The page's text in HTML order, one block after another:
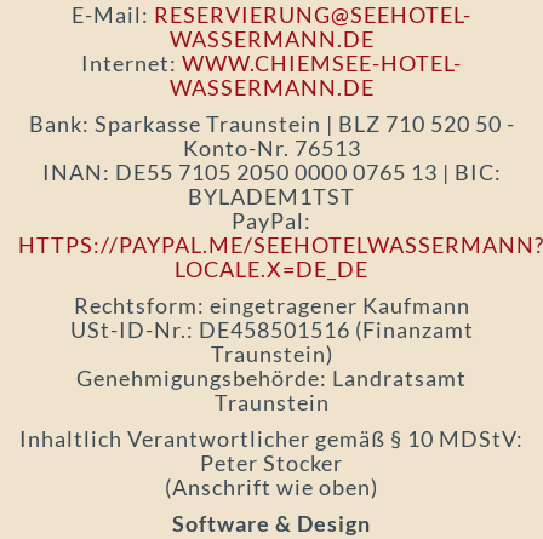
E-Mail: RESERVIERUNG@SEEHOTEL-
WASSERMANN.DE
Internet: WWW.CHIEMSEE-HOTEL-
WASSERMANN.DE
Bank: Sparkasse Traunstein | BLZ 710 520 50 -
Konto-Nr. 76513
INAN: DE55 7105 2050 0000 0765 13 | BIC:
BYLADEM1TST
PayPal:
HTTPS://PAYPAL.ME/SEEHOTELWASSERMANN?
LOCALE.X=DE_DE
Rechtsform: eingetragener Kaufmann
USt-ID-Nr.: DE458501516 (Finanzamt
Traunstein)
Genehmigungsbehörde: Landratsamt
Traunstein
Inhaltlich Verantwortlicher gemäß § 10 MDStV:
Peter Stocker
(Anschrift wie oben)
Software & Design